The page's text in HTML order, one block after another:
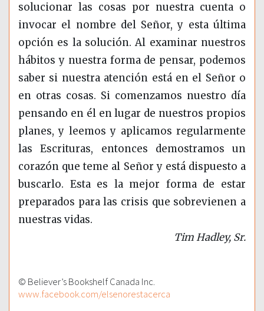
solucionar las cosas por nuestra cuenta o
invocar el nombre del Señor, y esta última
opción es la solución. Al examinar nuestros
hábitos y nuestra forma de pensar, podemos
saber si nuestra atención está en el Señor o
en otras cosas. Si comenzamos nuestro día
pensando en él en lugar de nuestros propios
planes, y leemos y aplicamos regularmente
las Escrituras, entonces demostramos un
corazón que teme al Señor y está dispuesto a
buscarlo. Esta es la mejor forma de estar
preparados para las crisis que sobrevienen a
nuestras vidas.
Tim Hadley, Sr.
© Believer’s Bookshelf Canada Inc.
www.facebook.com/elsenorestacerca